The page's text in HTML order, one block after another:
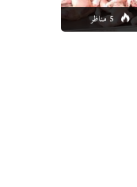
5 مناظر